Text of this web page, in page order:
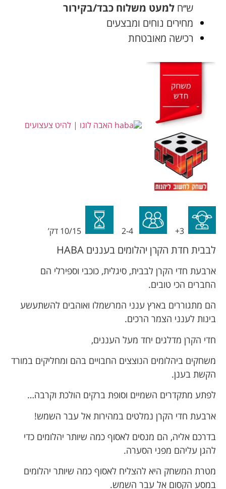
ש׳׳ח למעט משלוח כבד/בקירור
מחירים נוחים ומבצעים
רכישה מאובטחת
לבבית חדת הקרן יהלומים בעננים HABA
ארבעת חדי הקרן לבבית, סיגלית, כוכבי וספירלי הם
החברים הכי טובים.
הם מתגוררים בארץ ענני המרשמלו ואוהבים להשתעשע
בינות לענני הצמר הרכים.
חדי הקרן מדלגים יחד מעל העננים,
משחקים ביהלומים הנוצצים החבויים בהם ומחליקים במורד
הקשת בענן.
לפתע מתקדרים השמיים וסופת ברקים הולכת וקרבה…
ארבעת חדי הקרן נמלטים במהירות אל עבר השמש!
בדרכם אליה, הם מנסים לאסוף כמה שיותר יהלומים כדי
להגן עליהם מפני הסערה.
מטרת המשחק היא להצליח לאסוף כמה שיותר יהלומים
במסע הקסום אל עבר השמש.